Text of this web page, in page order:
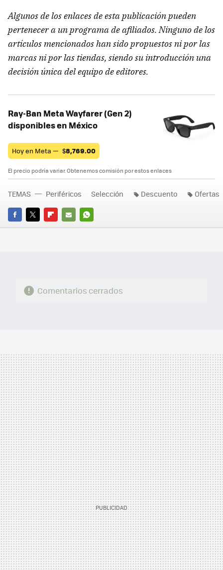
Algunos de los enlaces de esta publicación pueden
pertenecer a un programa de afiliados. Ninguno de los
artículos mencionados han sido propuestos ni por las
marcas ni por las tiendas, siendo su introducción una
decisión única del equipo de editores.
Ray-Ban Meta Wayfarer (Gen 2)
disponibles en México
Hoy en Meta — $8,769.00
El precio podría variar. Obtenemos comisión por estos enlaces
FACEBOOK
TWITTERFLIPBOARD
E-
WHATSAPP
TEMAS Periféricos Selección Descuento Ofertas
Comentarios cerrados